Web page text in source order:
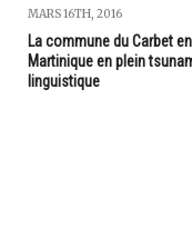
MARS 16TH, 2016
La commune du Carbet en
Martinique en plein
linguistique